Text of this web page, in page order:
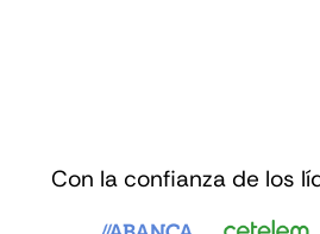
Con la confianza de los